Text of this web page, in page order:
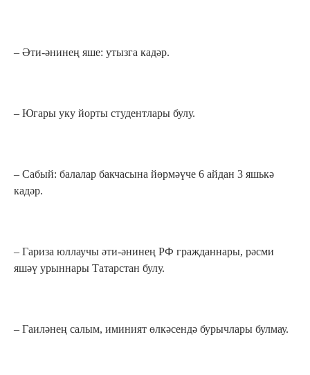
– Әти-әнинең яше: утызга кадәр.
– Югары уку йорты студентлары булу.
– Сабый: балалар бакчасына йөрмәүче 6 айдан 3 яшькә
кадәр.
– Гариза юллаучы әти-әнинең РФ гражданнары, рәсми
яшәү урыннары Татарстан булу.
– Гаиләнең салым, иминият өлкәсендә бурычлары булмау.